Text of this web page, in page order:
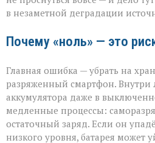
в незаметной деградации
Почему «ноль» — это
Главная ошибка — убрать на
разряженный смартфон. Внутри
аккумулятора даже в
медленные процессы:
остаточный заряд. Если он
низкого уровня, батарея может